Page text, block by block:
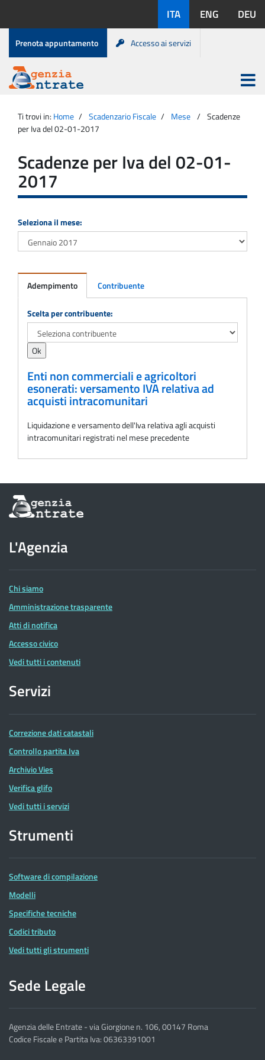
contenuto
disponibili:
ITA ENG DEU
Menu
di
servizio
Prenota appuntamento Accesso ai servizi
Agenzia
Entrate
Apri
menu
principale
Ti trovi in: Home Scadenzario Fiscale Mese
Scadenze
per Iva del 02-01-2017
Scadenze per Iva del 02-01-
2017
Seleziona il mese:
Adempimento Contribuente
Adempimento
Scelta per contribuente:
Enti non commerciali e agricoltori
esonerati: versamento IVA relativa ad
acquisti intracomunitari
Liquidazione e versamento dell'Iva relativa agli acquisti
intracomunitari registrati nel mese precedente
Informazioni
sul
dell'Agenzia
delle
Entrate
L'Agenzia
Chi siamo
Amministrazione trasparente
Atti di notifica
Accesso civico
Vedi tutti i contenuti
Servizi
Correzione dati catastali
Controllo partita Iva
Archivio Vies
Verifica glifo
Vedi tutti i servizi
Strumenti
Software di compilazione
Modelli
Specifiche tecniche
Codici tributo
Vedi tutti gli strumenti
Sede Legale
Agenzia delle Entrate - via Giorgione n. 106, 00147 Roma
Codice Fiscale e Partita Iva: 06363391001